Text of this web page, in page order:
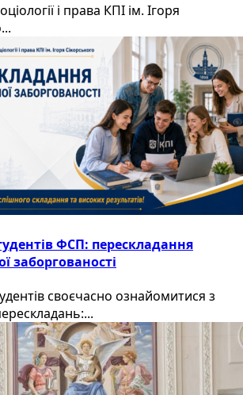
і права КПІ ім. Ігоря
ФСП: перескладання
заборгованості
своєчасно ознайомитися з